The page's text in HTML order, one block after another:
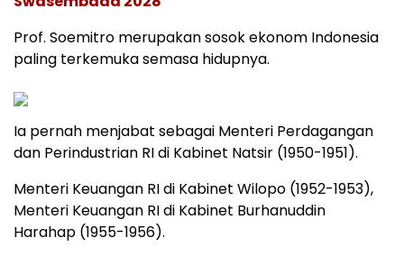
Prof. Soemitro merupakan sosok ekonom Indonesia
paling terkemuka semasa hidupnya.
Ia pernah menjabat sebagai Menteri Perdagangan
dan Perindustrian RI di Kabinet Natsir (1950-1951).
Menteri Keuangan RI di Kabinet Wilopo (1952-1953),
Menteri Keuangan RI di Kabinet Burhanuddin
Harahap (1955-1956).